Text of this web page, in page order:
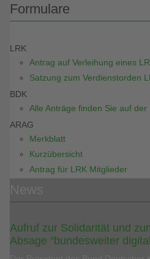
Formulare
LRK
Antrag auf Verleihung eines
Satzung zum Verdienstorden
BDK
Alle Anträge finden Sie auf
ARAG
Merkblatt
Kurzübersicht
Antrag für LRK Mitglieder
Aufruf zur Solidarität und
Absage “bundesweiter